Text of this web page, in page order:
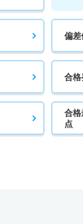
偏差
合格
合格
点